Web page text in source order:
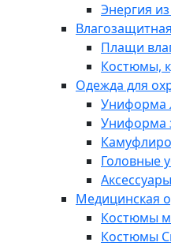
Энергия
Плащи
Костюмы,
Одежда для
Униформа
Униформа
Головные
Аксессуары
Медицинская
Костюмы
Костюмы